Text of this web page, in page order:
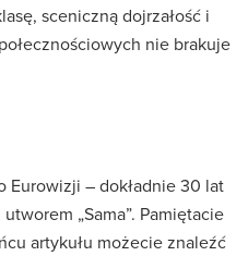
sceniczną dojrzałość i
nie brakuje
Eurowizji – dokładnie 30 lat
„Sama”. Pamiętacie
artykułu możecie znaleźć